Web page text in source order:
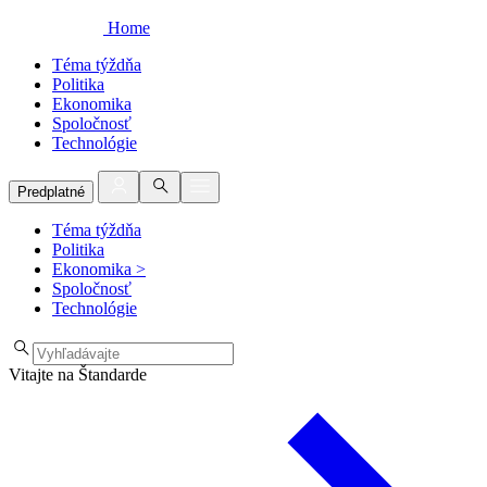
Home
Téma týždňa
Politika
Ekonomika
Spoločnosť
Technológie
Predplatné
Téma týždňa
Politika
Ekonomika >
Spoločnosť
Technológie
Vitajte na Štandarde